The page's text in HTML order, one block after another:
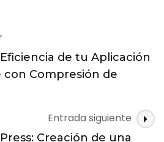
Imágenes
para
Mejorar
Carga
de tu Aplicación
con Compresión de
Entrada siguiente
Creación de una